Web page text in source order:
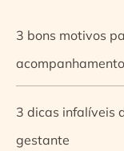
3 bons motivos
3 dicas infalíveis
gestante